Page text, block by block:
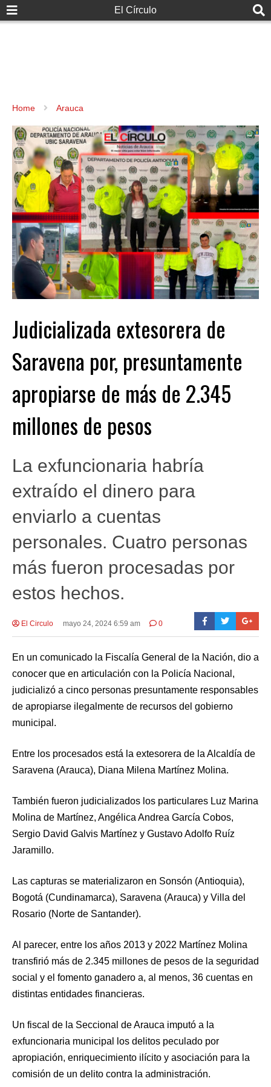
El Círculo
Home Arauca
Judicializada extesorera de
Saravena por, presuntamente
apropiarse de más de 2.345
millones de pesos
La exfuncionaria habría
extraído el dinero para
enviarlo a cuentas
personales. Cuatro personas
más fueron procesadas por
estos hechos.
El Circulo mayo 24, 2024 6:59 am 0
En un comunicado la Fiscalía General de la Nación, dio a
conocer que en articulación con la Policía Nacional,
judicializó a cinco personas presuntamente responsables
de apropiarse ilegalmente de recursos del gobierno
municipal.
Entre los procesados está la extesorera de la Alcaldía de
Saravena (Arauca), Diana Milena Martínez Molina.
También fueron judicializados los particulares Luz Marina
Molina de Martínez, Angélica Andrea García Cobos,
Sergio David Galvis Martínez y Gustavo Adolfo Ruíz
Jaramillo.
Las capturas se materializaron en Sonsón (Antioquia),
Bogotá (Cundinamarca), Saravena (Arauca) y Villa del
Rosario (Norte de Santander).
Al parecer, entre los años 2013 y 2022 Martínez Molina
transfirió más de 2.345 millones de pesos de la seguridad
social y el fomento ganadero a, al menos, 36 cuentas en
distintas entidades financieras.
Un fiscal de la Seccional de Arauca imputó a la
exfuncionaria municipal los delitos peculado por
apropiación, enriquecimiento ilícito y asociación para la
comisión de un delito contra la administración.